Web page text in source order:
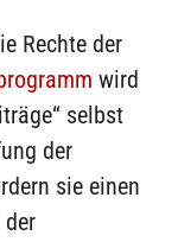
Rechte der
wird
selbst
der
sie einen